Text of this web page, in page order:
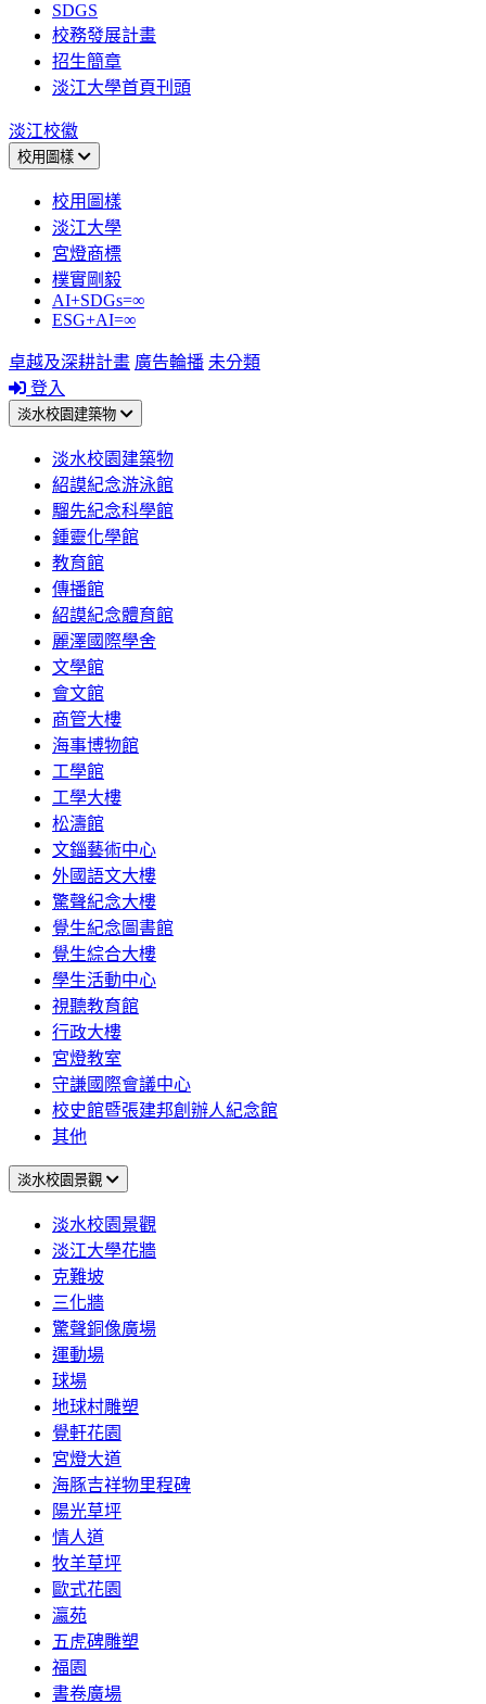
SDGS
校務發展計畫
招生簡章
淡江大學首頁刊頭
淡江校徽
校用圖樣
校用圖樣
淡江大學
宮燈商標
樸實剛毅
AI+SDGs=∞
ESG+AI=∞
卓越及深耕計畫 廣告輪播 未分類
登入
淡水校園建築物
淡水校園建築物
紹謨紀念游泳館
騮先紀念科學館
鍾靈化學館
教育館
傳播館
紹謨紀念體育館
麗澤國際學舍
文學館
會文館
商管大樓
海事博物館
工學館
工學大樓
松濤館
文錙藝術中心
外國語文大樓
驚聲紀念大樓
覺生紀念圖書館
覺生綜合大樓
學生活動中心
視聽教育館
行政大樓
宮燈教室
守謙國際會議中心
校史館暨張建邦創辦人紀念館
其他
淡水校園景觀
淡水校園景觀
淡江大學花牆
克難坡
三化牆
驚聲銅像廣場
運動場
球場
地球村雕塑
覺軒花園
宮燈大道
海豚吉祥物里程碑
陽光草坪
情人道
牧羊草坪
歐式花園
瀛苑
五虎碑雕塑
福園
書卷廣場